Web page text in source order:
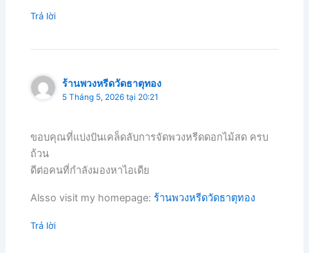
Trả lời
ร้านพวงหรีดวัดธาตุทอง
5 Tháng 5, 2026 tại 20:21
ขอบคุณที่แบ่งปันเคล็ดลับการจัดพวงหรีดดอกไม้สด ครบ
ถ้วน
ดีต่อคนที่กำลังมองหาไอเดีย
Alsso visit my homepage:ร้านพวงหรีดวัดธาตุทอง
Trả lời